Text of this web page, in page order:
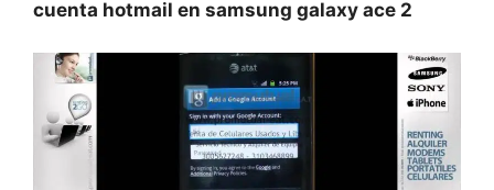
cuenta hotmail en samsung galaxy ace 2